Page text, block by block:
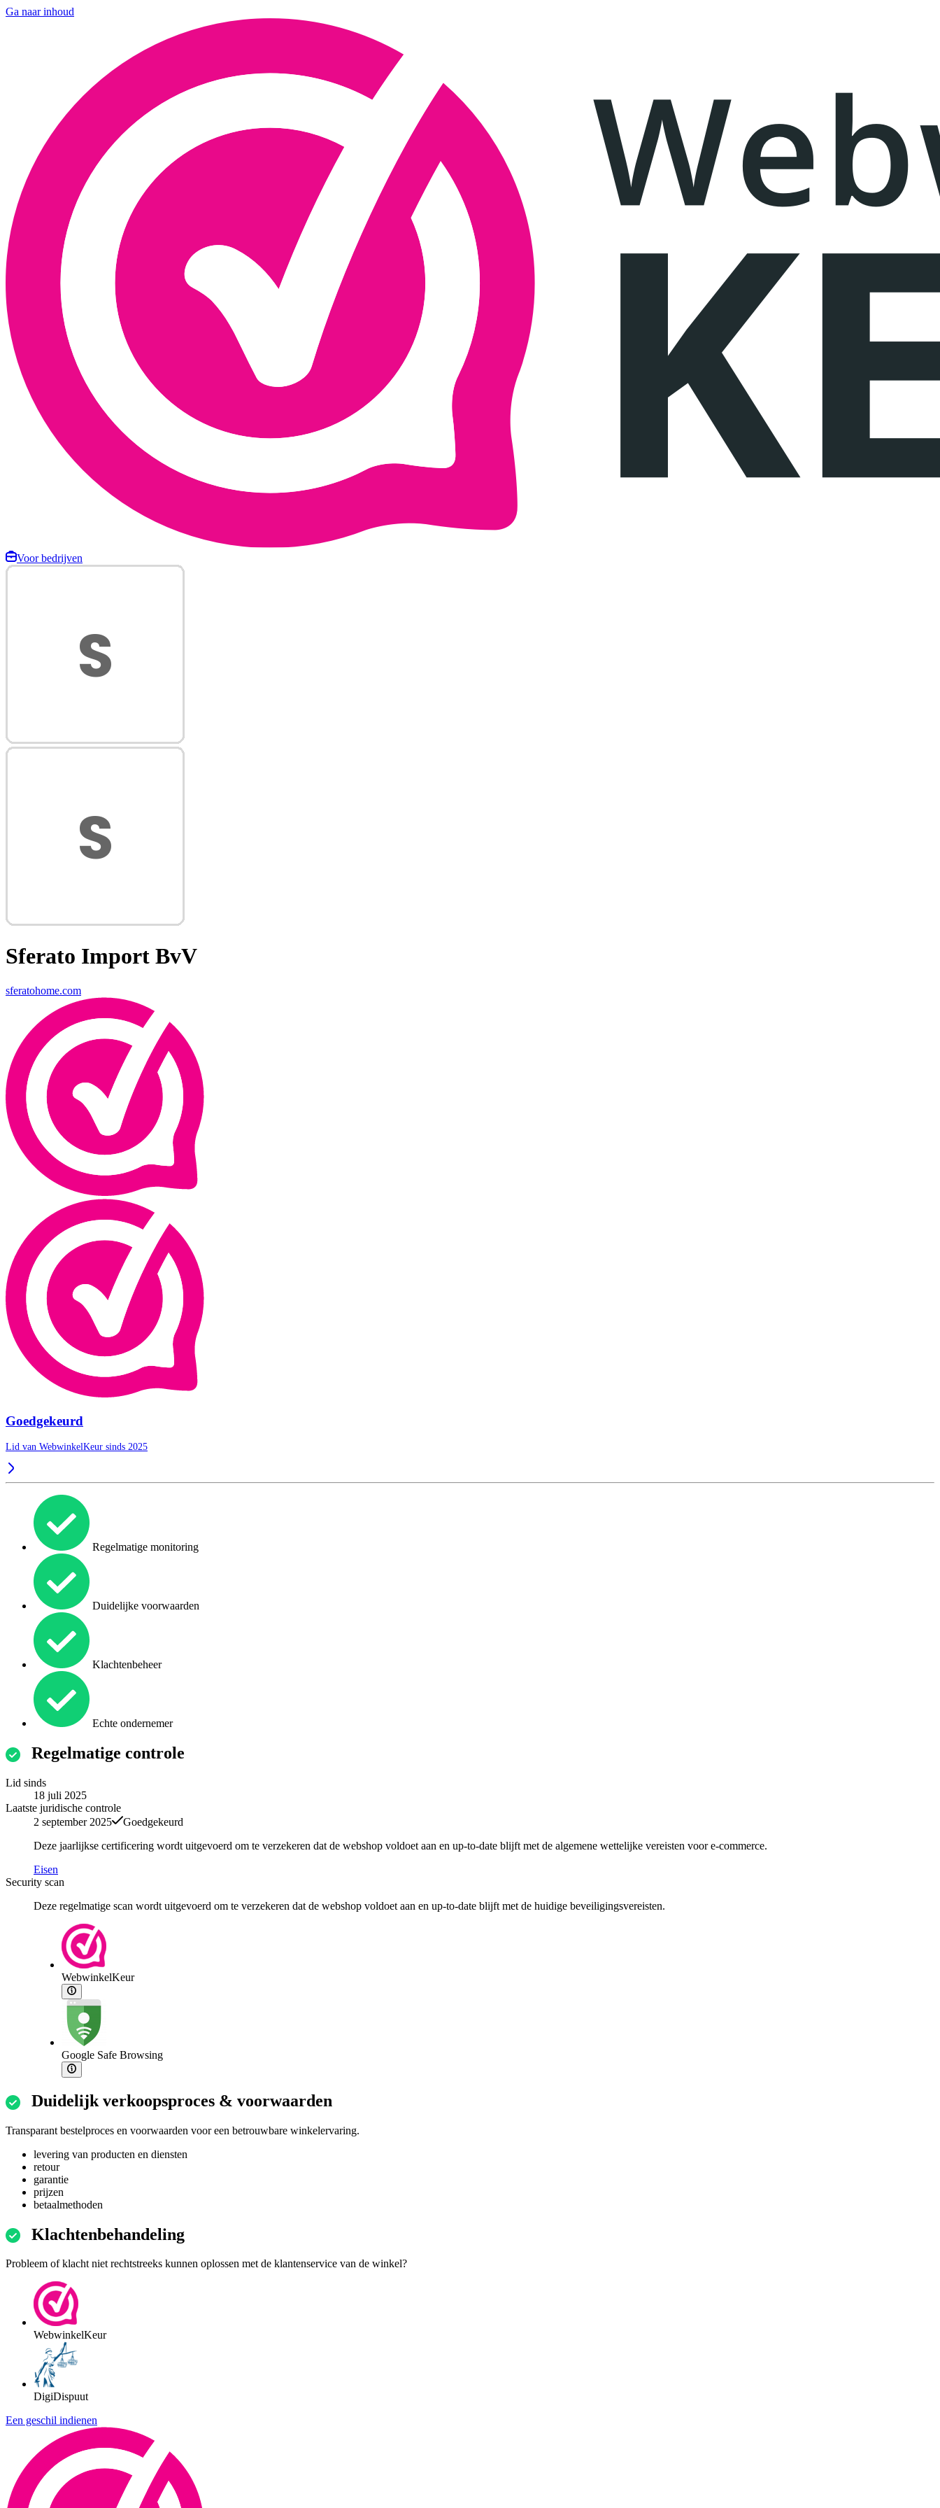
Ga naar inhoud
Voor bedrijven
Sferato Import BvV
sferatohome.com
Goedgekeurd
Lid van WebwinkelKeur sinds 2025
Regelmatige monitoring
Duidelijke voorwaarden
Klachtenbeheer
Echte ondernemer
Regelmatige controle
Lid sinds
18 juli 2025
Laatste juridische controle
2 september 2025
Goedgekeurd
Deze jaarlijkse certificering wordt uitgevoerd om te verzekeren dat de webshop voldoet aan en up-to-date blijft met de algemene wettelijke vereisten voor e-commerce.
Eisen
Security scan
Deze regelmatige scan wordt uitgevoerd om te verzekeren dat de webshop voldoet aan en up-to-date blijft met de huidige beveiligingsvereisten.
WebwinkelKeur
Google Safe Browsing
Duidelijk verkoopsproces & voorwaarden
Transparant bestelproces en voorwaarden voor een betrouwbare winkelervaring.
levering van producten en diensten
retour
garantie
prijzen
betaalmethoden
Klachtenbehandeling
Probleem of klacht niet rechtstreeks kunnen oplossen met de klantenservice van de winkel?
WebwinkelKeur
DigiDispuut
Een geschil indienen